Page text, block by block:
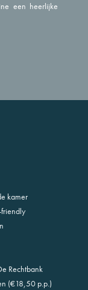
een heerlijke
kamer
Rechtbank
(€18,50 p.p.)